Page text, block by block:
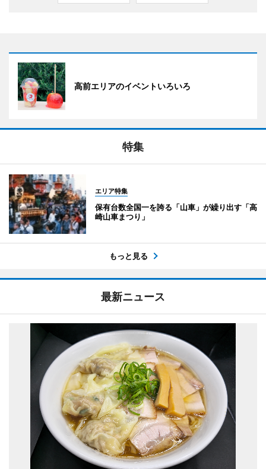
高前エリアのイベントいろいろ
特集
エリア特集
保有台数全国一を誇る「山車」が繰り出す「高
崎山車まつり」
もっと見る
最新ニュース